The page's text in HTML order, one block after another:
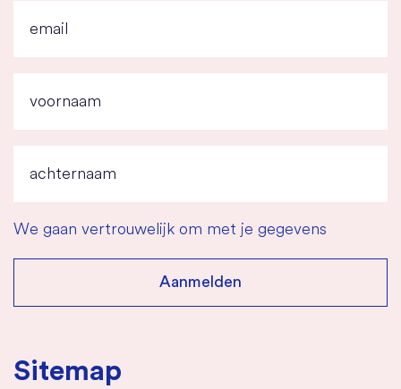
We gaan vertrouwelijk om met je gegevens
Sitemap